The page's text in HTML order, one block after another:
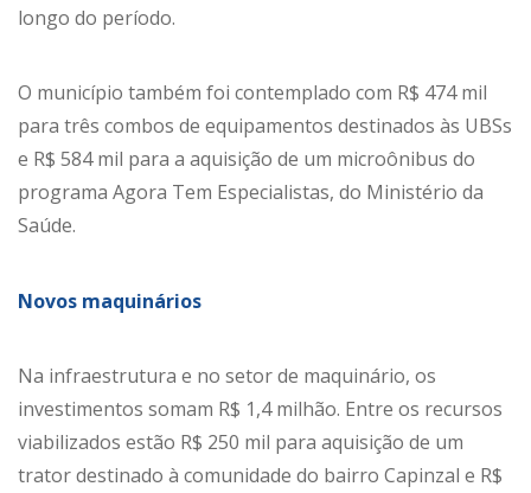
longo do período.
O município também foi contemplado com R$ 474 mil
para três combos de equipamentos destinados às UBSs
e R$ 584 mil para a aquisição de um microônibus do
programa Agora Tem Especialistas, do Ministério da
Saúde.
Novos maquinários
Na infraestrutura e no setor de maquinário, os
investimentos somam R$ 1,4 milhão. Entre os recursos
viabilizados estão R$ 250 mil para aquisição de um
trator destinado à comunidade do bairro Capinzal e R$